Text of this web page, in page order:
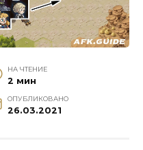
НА ЧТЕНИЕ
2 мин
ОПУБЛИКОВАНО
26.03.2021